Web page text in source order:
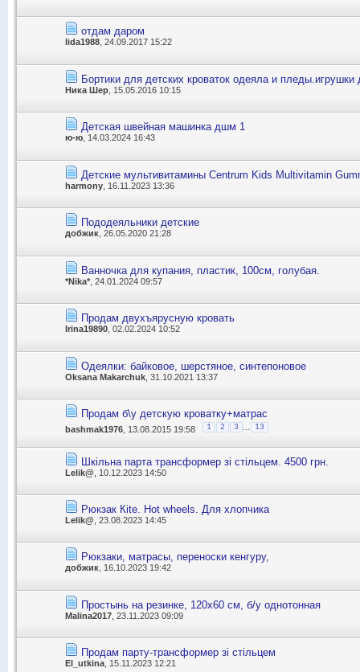
отдам даром
lida1988 , 24.09.2017 15:22
Бортики для детских кроваток одеяла и
Ника Шер , 15.05.2016 10:15
Детская швейная машинка дшм 1
ю-ю , 14.03.2024 16:43
Детские мультивитамины Centrum Kids Multivitamin
harmony , 16.11.2023 13:36
Пододеяльники детские
добжик , 26.05.2020 21:28
Ванночка для купания, пластик, 100см, голубая.
*Nika* , 24.01.2024 09:57
Продам двухъярусную кровать
Irina19890 , 02.02.2024 10:52
Одеялки: байковое, шерстяное, синтепоновое
Oksana Makarchuk , 31.10.2021 13:37
Продам б\у детскую кроватку+матрас
bashmak1976 , 13.08.2015 19:58 1 2 3 13
Шкільна парта трансформер зі стільцем. 4500 грн.
Lelik@ , 10.12.2023 14:50
Рюкзак Кite. Hot wheels. Для хлопчика
Lelik@ , 23.08.2023 14:45
Рюкзаки, матрасы, переноски кенгуру,
добжик, 16.10.2023 19:42
Простынь на резинке, 120х60 см, б/у однотонная
Malina2017 , 23.11.2023 09:09
Продам парту-трансформер зі стільцем
El_utkina , 15.11.2023 12:21